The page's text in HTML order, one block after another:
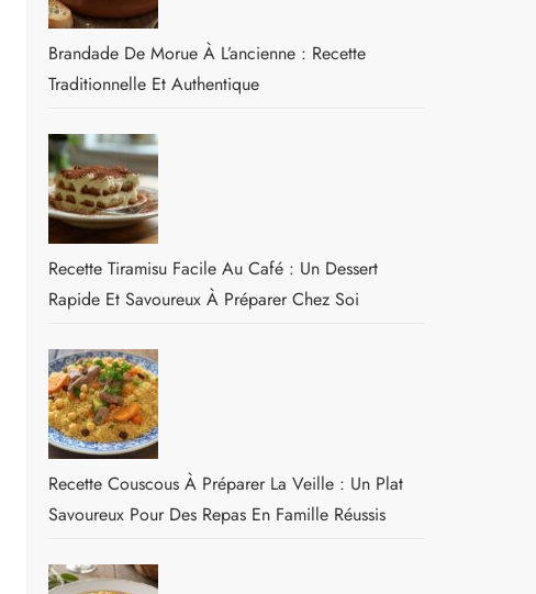
Brandade De Morue À L’ancienne : Recette
Traditionnelle Et Authentique
Recette Tiramisu Facile Au Café : Un Dessert
Rapide Et Savoureux À Préparer Chez Soi
Recette Couscous À Préparer La Veille : Un Plat
Savoureux Pour Des Repas En Famille Réussis